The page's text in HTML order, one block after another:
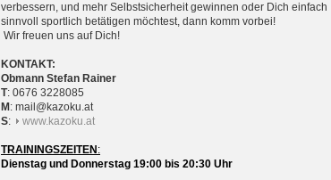
verbessern, und mehr Selbstsicherheit gewinnen oder Dich einfach
sinnvoll sportlich betätigen möchtest, dann komm vorbei!
Wir freuen uns auf Dich!
KONTAKT:
Obmann Stefan Rainer
T: 0676 3228085
M : mail@kazoku.at
S: www.kazoku.at
TRAININGSZEITEN :
Dienstag und Donnerstag 19:00 bis 20:30 Uhr